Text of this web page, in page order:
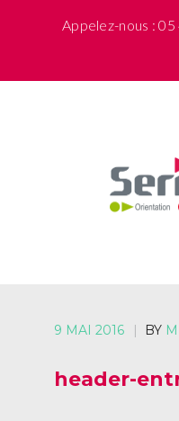
Appelez-nous :
9 MAI 2016 | BY
header-